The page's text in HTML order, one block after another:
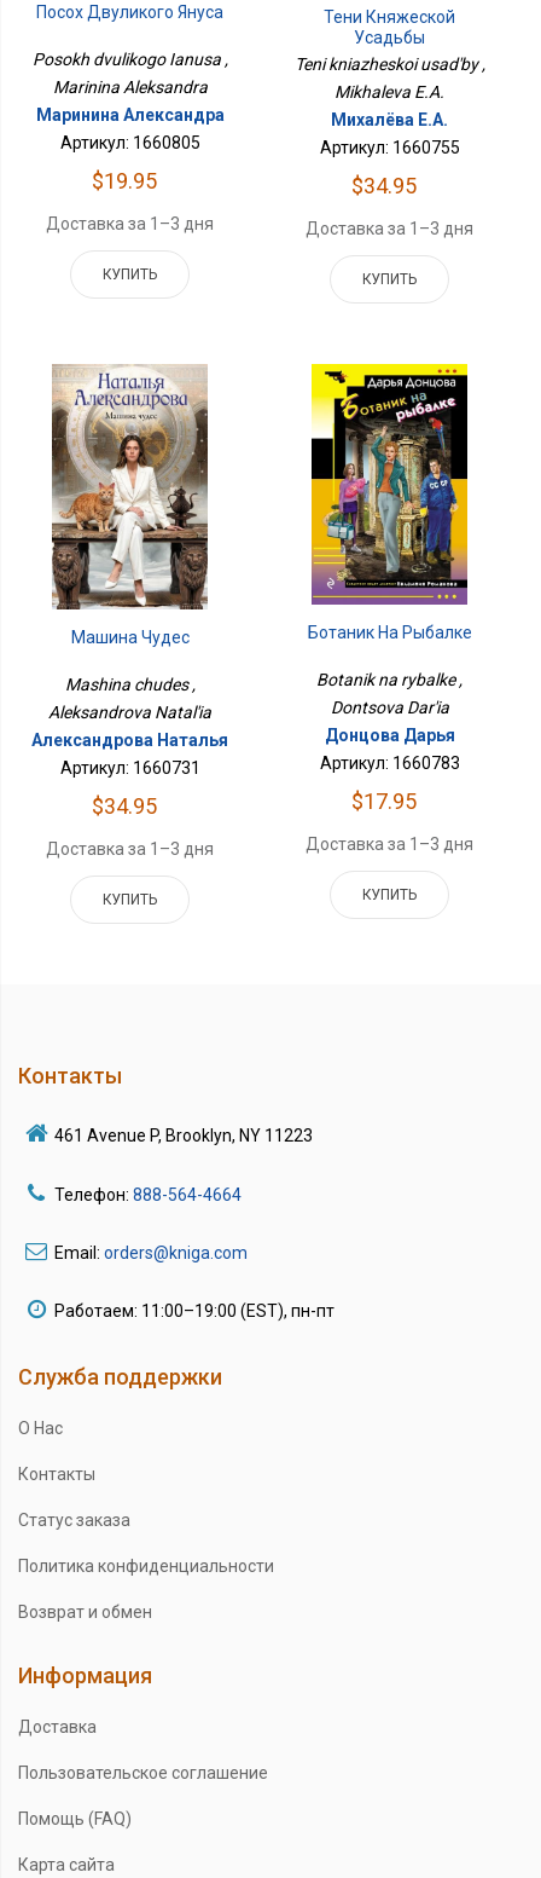
Посох Двуликого Януса
Posokh dvulikogo Ianusa ,
Marinina Aleksandra
Маринина Александра
Артикул: 1660805
$19.95
Доставка за 1–3 дня
КУПИТЬ
Тени Княжеской
Усадьбы
Teni kniazheskoi usad'by ,
Mikhaleva E.A.
Михалёва Е.А.
Артикул: 1660755
$34.95
Доставка за 1–3 дня
КУПИТЬ
Машина Чудес
Mashina chudes ,
Aleksandrova Natal'ia
Александрова Наталья
Артикул: 1660731
$34.95
Доставка за 1–3 дня
КУПИТЬ
Ботаник На Рыбалке
Botanik na rybalke ,
Dontsova Dar'ia
Донцова Дарья
Артикул: 1660783
$17.95
Доставка за 1–3 дня
КУПИТЬ
Контакты
461 Avenue P, Brooklyn, NY 11223
Телефон: 888-564-4664
Email: orders@kniga.com
Работаем: 11:00–19:00 (EST), пн-пт
Служба поддержки
О Нас
Контакты
Статус заказа
Политика конфиденциальности
Возврат и обмен
Информация
Доставка
Пользовательское соглашение
Помощь (FAQ)
Карта сайта